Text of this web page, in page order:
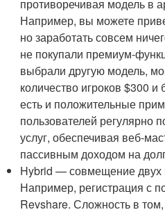
противоречивая модель в
Например, вы можете
но заработать совсем
не покупали премиум-
выбрали другую модель,
количество игроков $300
есть и положительные
пользователей регулярно
услуг, обеспечивая веб-
пассивным доходом на
Hybrid — совмещение двух
Например, регистрация с
Revshare. Сложность в